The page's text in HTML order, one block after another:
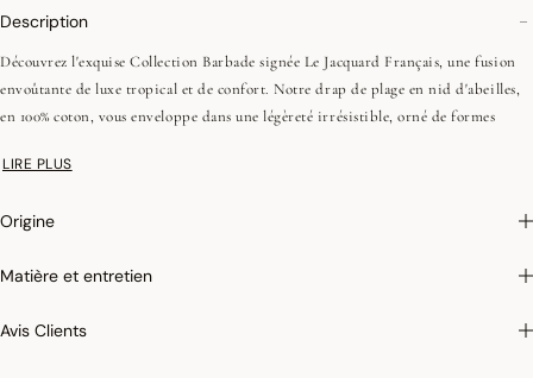
Description
Découvrez l'exquise Collection Barbade signée Le Jacquard Français, une fusion
envoûtante de luxe tropical et de confort. Notre drap de plage en nid d'abeilles,
en 100% coton, vous enveloppe dans une légèreté irrésistible, orné de formes
pratique, le nid d'abeille sèche rapidement, ne prend pas de place dans les valises
Vous pourrez compléter votre décoration avec les housses de coussin et matelas
élégance et praticité. Explorez la polyvalence de cette collection, où chaque pièce
LIRE PLUS
Origine
Matière et entretien
Avis Clients